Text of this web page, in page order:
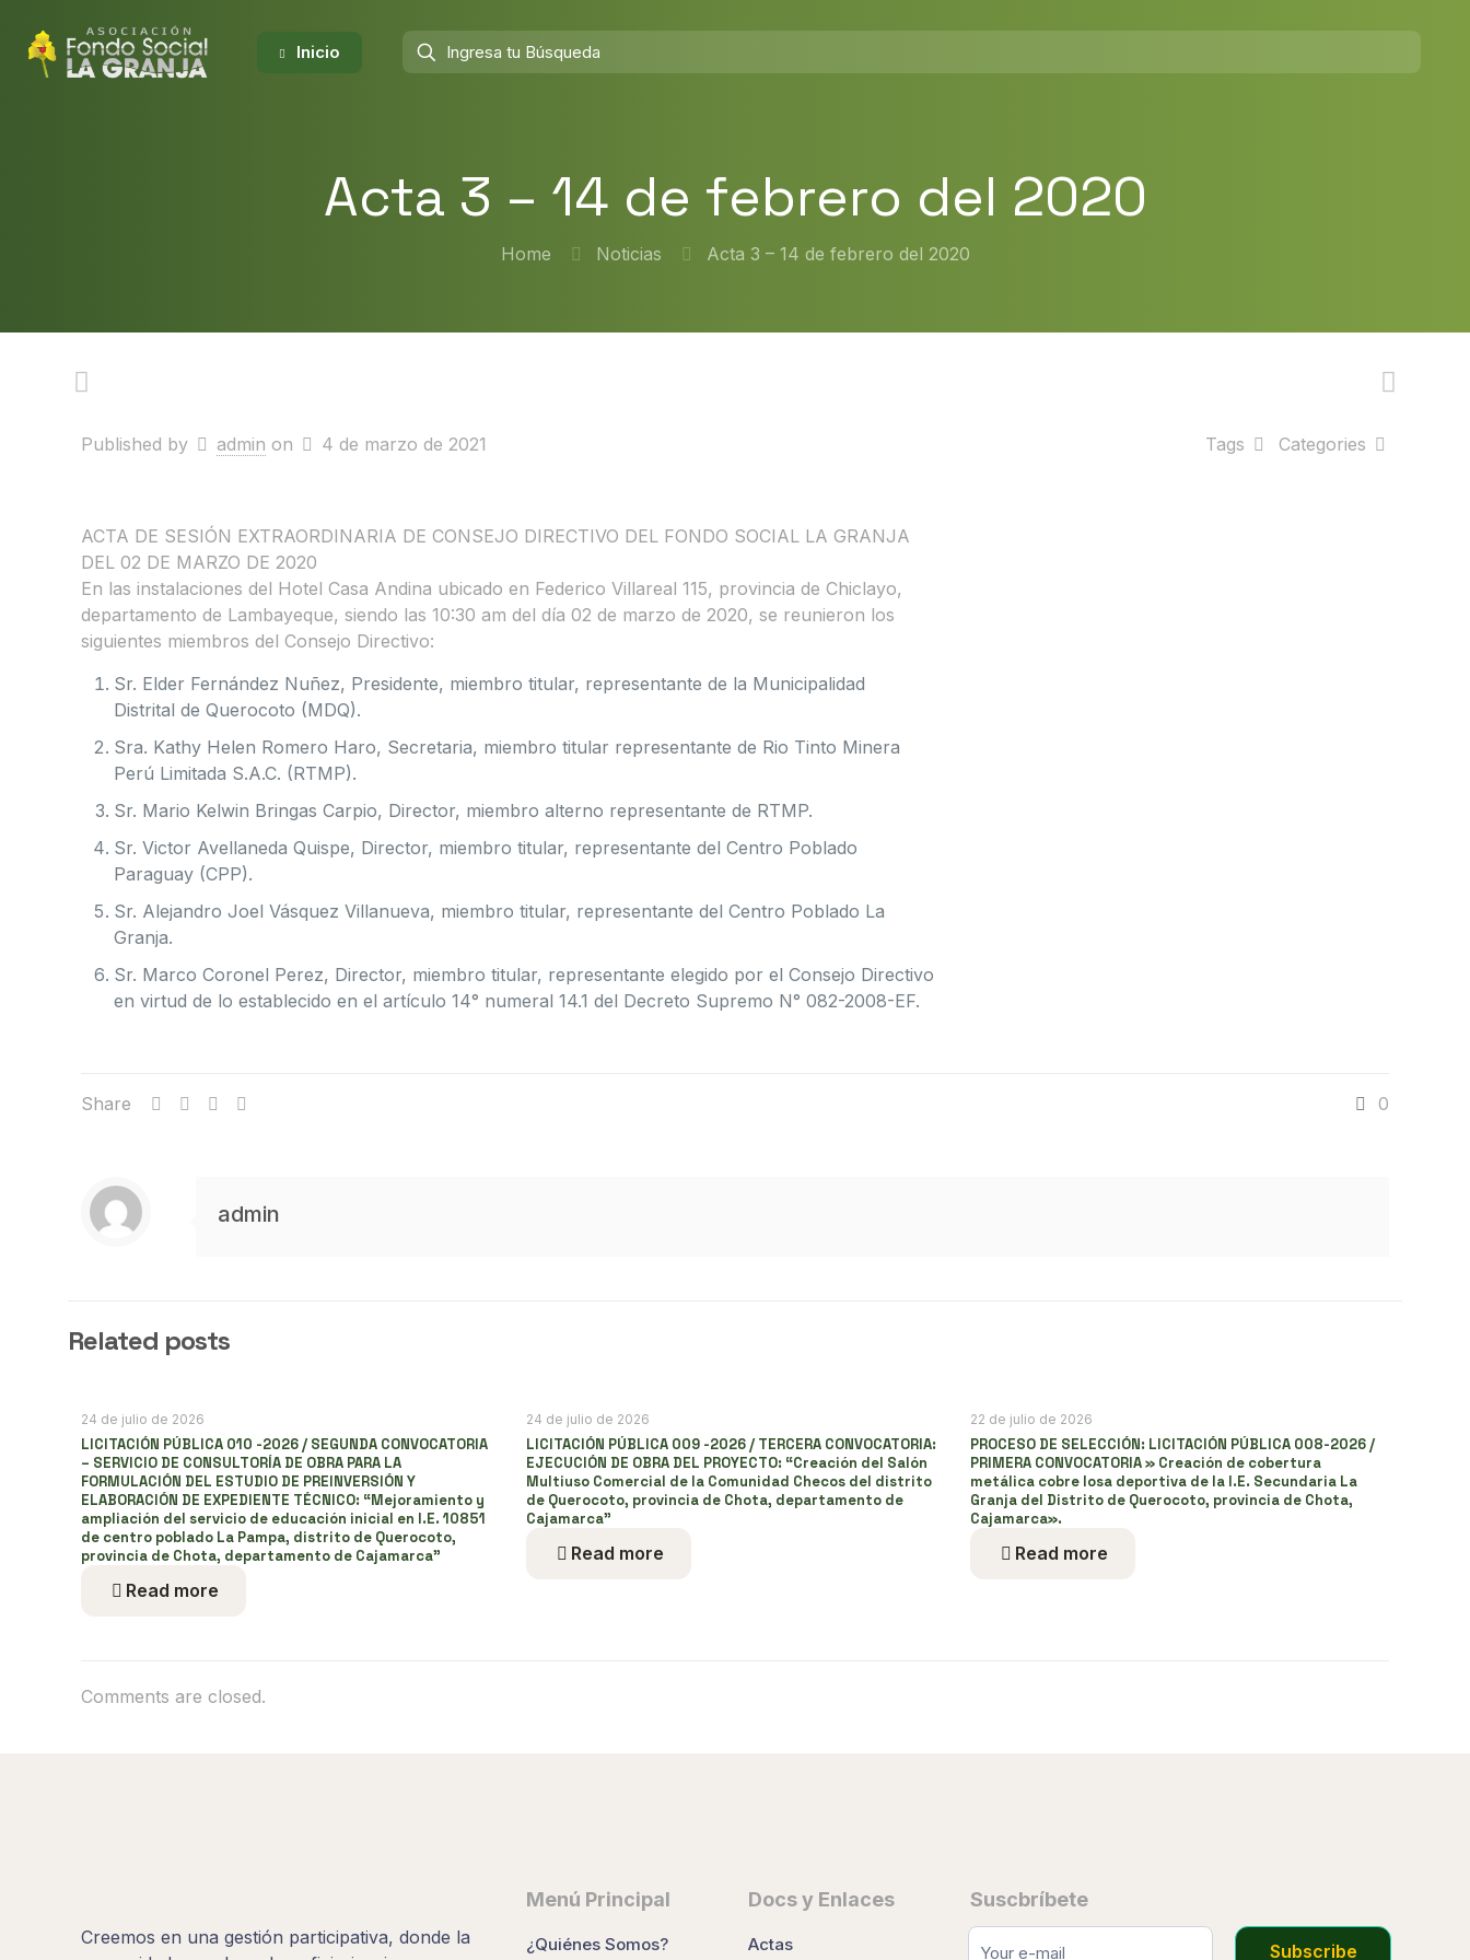
Inicio
Acta 3 – 14 de febrero del 2020
Home Noticias Acta 3 – 14 de febrero del 2020
Published by admin on 4 de marzo de 2021 Categories
Tags
ACTA DE SESIÓN EXTRAORDINARIA DE CONSEJO DIRECTIVO DEL FONDO SOCIAL LA GRANJA
DEL 02 DE MARZO DE 2020
En las instalaciones del Hotel Casa Andina ubicado en Federico Villareal 115, provincia de Chiclayo,
departamento de Lambayeque, siendo las 10:30 am del día 02 de marzo de 2020, se reunieron los
siguientes miembros del Consejo Directivo:
Sr. Elder Fernández Nuñez, Presidente, miembro titular, representante de la Municipalidad
Distrital de Querocoto (MDQ).
Sra. Kathy Helen Romero Haro, Secretaria, miembro titular representante de Rio Tinto Minera
Perú Limitada S.A.C. (RTMP).
Sr. Mario Kelwin Bringas Carpio, Director, miembro alterno representante de RTMP.
Sr. Victor Avellaneda Quispe, Director, miembro titular, representante del Centro Poblado
Paraguay (CPP).
Sr. Alejandro Joel Vásquez Villanueva, miembro titular, representante del Centro Poblado La
Granja.
Sr. Marco Coronel Perez, Director, miembro titular, representante elegido por el Consejo Directivo
en virtud de lo establecido en el artículo 14° numeral 14.1 del Decreto Supremo N° 082-2008-EF.
Share 0
admin
Related posts
24 de julio de 2026
LICITACIÓN PÚBLICA 010 -2026 / SEGUNDA CONVOCATORIA
– SERVICIO DE CONSULTORÍA DE OBRA PARA LA
FORMULACIÓN DEL ESTUDIO DE PREINVERSIÓN Y
ELABORACIÓN DE EXPEDIENTE TÉCNICO: “Mejoramiento y
ampliación del servicio de educación inicial en I.E. 10851
de centro poblado La Pampa, distrito de Querocoto,
provincia de Chota, departamento de Cajamarca”
Read more
24 de julio de 2026
LICITACIÓN PÚBLICA 009 -2026 / TERCERA CONVOCATORIA:
EJECUCIÓN DE OBRA DEL PROYECTO: “Creación del Salón
Multiuso Comercial de la Comunidad Checos del distrito
de Querocoto, provincia de Chota, departamento de
Cajamarca”
Read more
22 de julio de 2026
PROCESO DE SELECCIÓN: LICITACIÓN PÚBLICA 008-2026 /
PRIMERA CONVOCATORIA » Creación de cobertura
metálica cobre losa deportiva de la I.E. Secundaria La
Granja del Distrito de Querocoto, provincia de Chota,
Cajamarca».
Read more
Comments are closed.
Creemos en una gestión participativa, donde la
Menú Principal
¿Quiénes Somos?
Docs y Enlaces
Actas
Suscbríbete